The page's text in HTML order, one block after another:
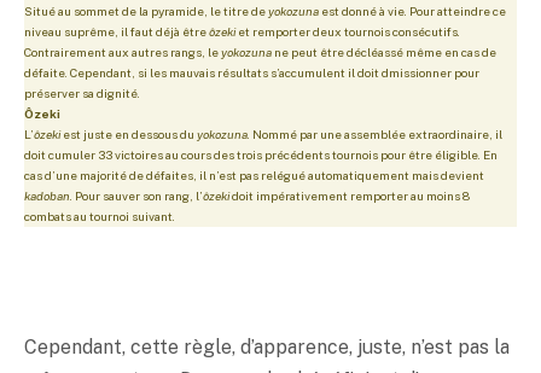
Situé au sommet de la pyramide, le titre deyokozuna est donné à vie. Pour atteindre ce
niveau suprême, il faut déjà êtreôzekiet remporter deux tournois consécutifs.
Contrairement aux autres rangs, leyokozuna ne peut être décléassé même en cas de
défaite. Cependant, si les mauvais résultats s’accumulent il doit dmissionner pour
préserver sa dignité.
Ôzeki
L’ôzekiest juste en dessous du yokozuna . Nommé par une assemblée extraordinaire, il
doit cumuler 33 victoires au cours des trois précédents tournois pour être éligible. En
cas d’une majorité de défaites, il n’est pas relégué automatiquement mais devient
kadoban . Pour sauver son rang, l’ôzekidoit impérativement remporter au moins 8
combats au tournoi suivant.
Cependant, cette règle, d’apparence, juste, n’est pas la